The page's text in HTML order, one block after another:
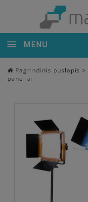
MENU
Pagrindinis puslapis >
paneliai